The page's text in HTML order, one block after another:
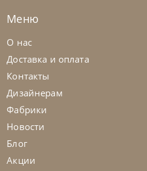
Меню
О нас
Доставка и оплата
Контакты
Дизайнерам
Фабрики
Новости
Блог
Акции